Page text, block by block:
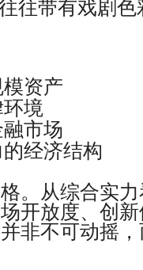
往带有戏剧
资产
境
市场
经济结构
。
从综合实
开放度、创
非不可动摇